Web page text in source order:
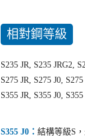
相對鋼等級
S235 JR, S235 JRG2,
S275 JR, S275 J0, S275
S355 JR, S355 J0,
S355 J0： 結構等級S